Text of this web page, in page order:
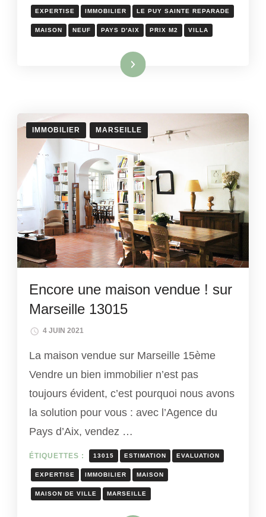
EXPERTISE IMMOBILIER LE PUY SAINTE REPARADE
MAISON NEUF PAYS D'AIX PRIX M2 VILLA
Lire la suite
IMMOBILIER MARSEILLE
Encore une maison vendue ! sur
Marseille 13015
4 JUIN 2021
La maison vendue sur Marseille 15ème
Vendre un bien immobilier n’est pas
toujours évident, c’est pourquoi nous avons
la solution pour vous : avec l’Agence du
Pays d’Aix, vendez …
ÉTIQUETTES : 13015 ESTIMATION EVALUATION
EXPERTISE IMMOBILIER MAISON
MAISON DE VILLE MARSEILLE